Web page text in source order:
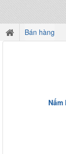
Bán hàng